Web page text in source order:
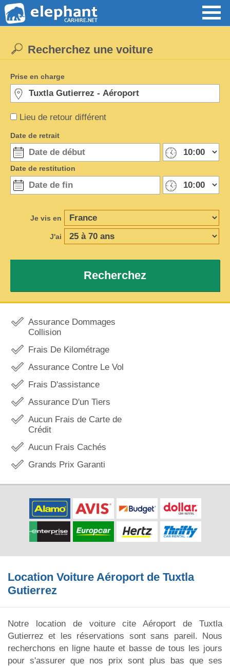
Lieu de retour différent
Recherchez une voiture
Prise en charge
Date de retrait
Date de restitution
Je vis en
J'ai
Recherchez
Assurance Dommages
Collision
Frais De Kilométrage
Assurance Contre Le Vol
Frais D'assistance
Assurance D'un Tiers
Aucun Frais de Carte de
Crédit
Aucun Frais Cachés
Grands Prix Garanti
Location Voiture Aéroport de Tuxtla
Gutierrez
Notre location de voiture cite Aéroport de Tuxtla
Gutierrez et les réservations sont sans pareil. Nous
recherchons en ligne haute et basse de tous les jours
pour s'assurer que nos prix sont plus bas que ses